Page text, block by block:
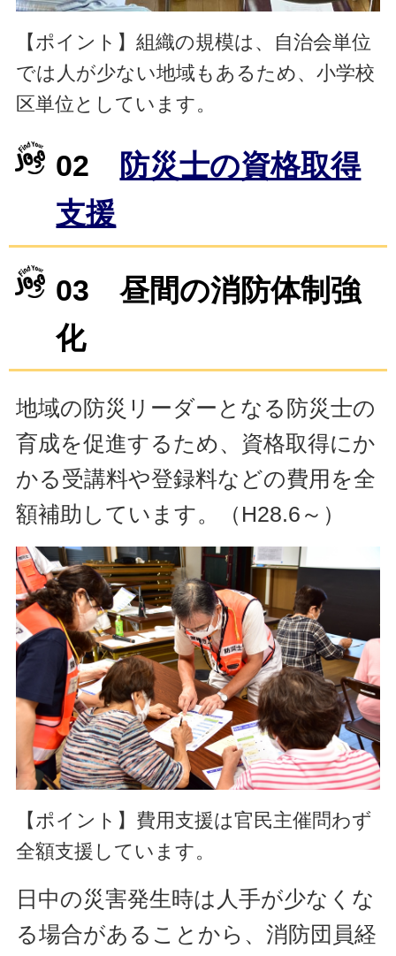
【ポイント】 組織の規模は、自治会単位
では人が少ない地域もあるため、小学校
区単位としています。
02
防災士の資格取得
支援
03 昼間の消防体制強
化
地域の防災リーダーとなる防災士の
育成を促進するため、資格取得にか
かる受講料や登録料などの費用を全
額補助しています。（H28.6～）
【ポイント】費用支援は官民主催問わず
全額支援しています。
日中の災害発生時は人手が少なくな
る場合があることから、消防団員経